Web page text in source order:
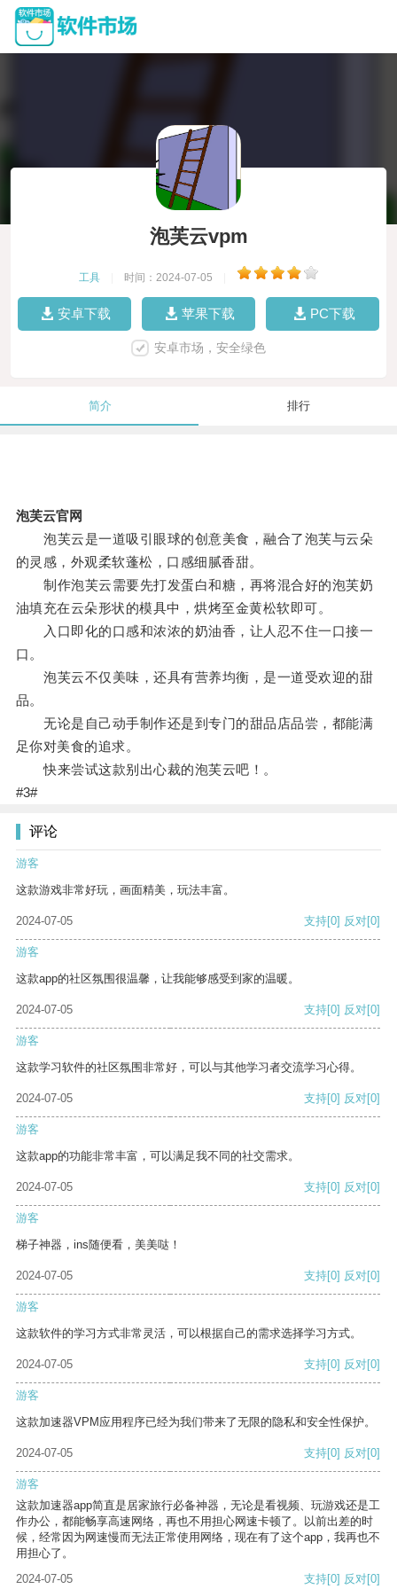
泡芙云vpm
工具 时间：2024-07-05
安卓下载 苹果下载 PC下载
安卓市场，安全绿色
简介 排行
泡芙云官网
泡芙云是一道吸引眼球的创意美食，融合了泡芙与云朵
的灵感，外观柔软蓬松，口感细腻香甜。
制作泡芙云需要先打发蛋白和糖，再将混合好的泡芙奶
油填充在云朵形状的模具中，烘烤至金黄松软即可。
入口即化的口感和浓浓的奶油香，让人忍不住一口接一
口。
泡芙云不仅美味，还具有营养均衡，是一道受欢迎的甜
品。
无论是自己动手制作还是到专门的甜品店品尝，都能满
足你对美食的追求。
快来尝试这款别出心裁的泡芙云吧！。
#3#
评论
游客
这款游戏非常好玩，画面精美，玩法丰富。
2024-07-05 支持[0] 反对[0]
游客
这款app的社区氛围很温馨，让我能够感受到家的温暖。
2024-07-05 支持[0] 反对[0]
游客
这款学习软件的社区氛围非常好，可以与其他学习者交流学习心得。
2024-07-05 支持[0] 反对[0]
游客
这款app的功能非常丰富，可以满足我不同的社交需求。
2024-07-05 支持[0] 反对[0]
游客
梯子神器，ins随便看，美美哒！
2024-07-05 支持[0] 反对[0]
游客
这款软件的学习方式非常灵活，可以根据自己的需求选择学习方式。
2024-07-05 支持[0] 反对[0]
游客
这款加速器VPM应用程序已经为我们带来了无限的隐私和安全性保护。
2024-07-05 支持[0] 反对[0]
游客
这款加速器app简直是居家旅行必备神器，无论是看视频、玩游戏还是工
作办公，都能畅享高速网络，再也不用担心网速卡顿了。以前出差的时
候，经常因为网速慢而无法正常使用网络，现在有了这个app，我再也不
用担心了。
2024-07-05
支持[0] 反对[0]